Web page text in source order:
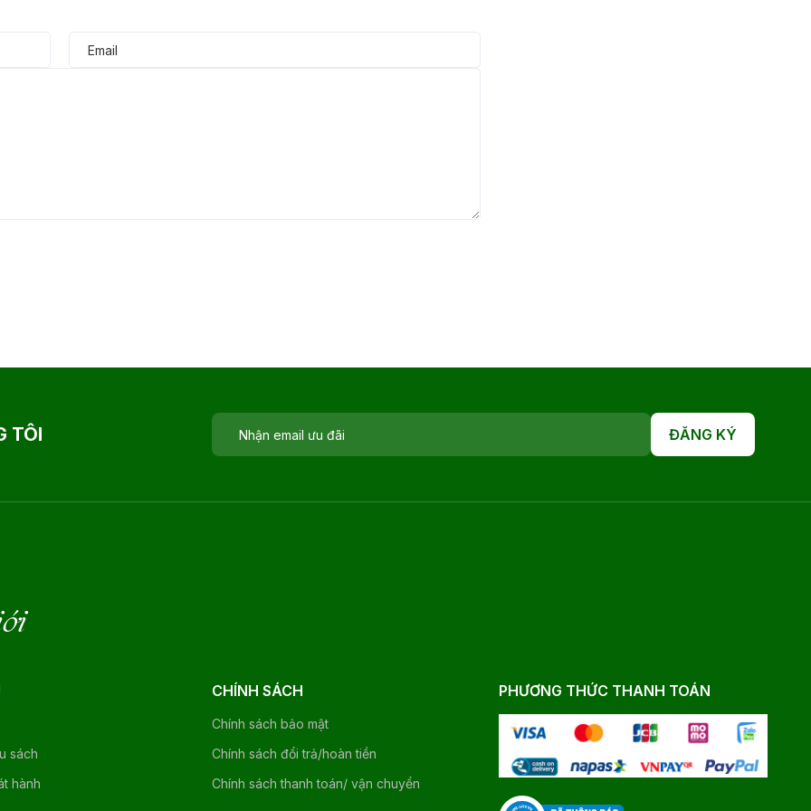
TÔI ĐĂNG KÝ
sách
hành
CHÍNH SÁCH
Chính sách bảo mật
Chính sách đổi trả/hoàn tiền
Chính sách thanh toán/ vận chuyển
PHƯƠNG THỨC THANH TOÁN